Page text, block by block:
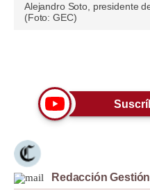
Editorial
Tendencias
Lujo
Viajes
Moda
Alejandro Soto, presidente
(Foto: GEC)
Redacción Gestión